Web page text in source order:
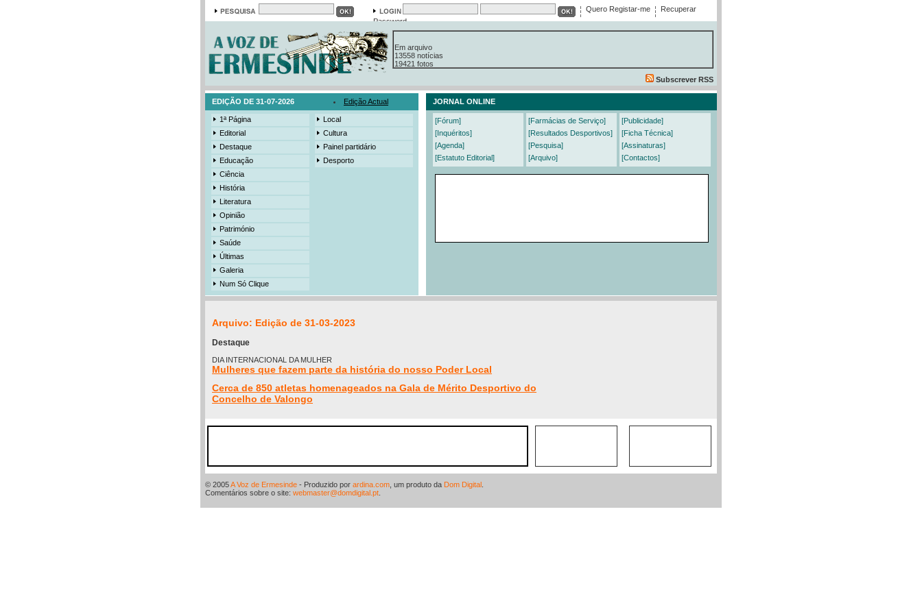
Quero Registar-me
Recuperar
Password
Em arquivo
13558 notícias
19421 fotos
385 edições
Subscrever RSS
EDIÇÃO DE 31-07-2026 Edição Actual JORNAL ONLINE
1ª Página
Editorial
Destaque
Educação
Ciência
História
Literatura
Opinião
Património
Saúde
Últimas
Galeria
Num Só Clique
Local
Cultura
Painel partidário
Desporto
[Fórum]
[Inquéritos]
[Agenda]
[Estatuto Editorial]
[Farmácias de Serviço]
[Resultados Desportivos]
[Pesquisa]
[Arquivo]
[Publicidade]
[Ficha Técnica]
[Assinaturas]
[Contactos]
Arquivo: Edição de 31-03-2023
Destaque
DIA INTERNACIONAL DA MULHER
Mulheres que fazem parte da história do nosso Poder Local
Cerca de 850 atletas homenageados na Gala de Mérito Desportivo do
Concelho de Valongo
© 2005A Voz de Ermesinde - Produzido por ardina.com , um produto da Dom Digital
Comentários sobre o site: webmaster@domdigital.pt